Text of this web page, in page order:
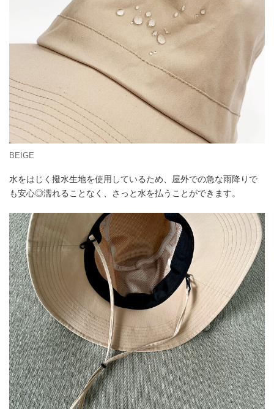
BEIGE
水をはじく撥水生地を使用しているため、屋外での急な雨降りで
も安心◎濡れることなく、さっと水を払うことができます。